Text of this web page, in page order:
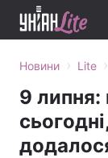
Новини › Lite ›
9 липня: